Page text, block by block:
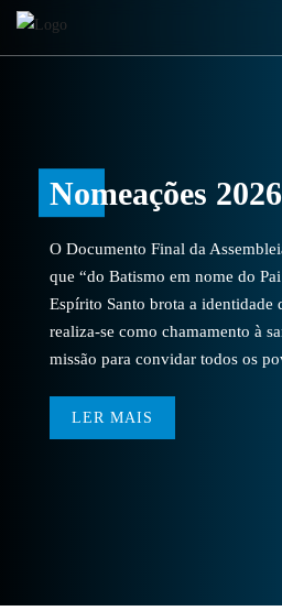
Nomeações
O Documento Final da
que “do Batismo em nome do
Espírito Santo brota a identidade
realiza-se como chamamento à
missão para convidar todos os
LER MAIS